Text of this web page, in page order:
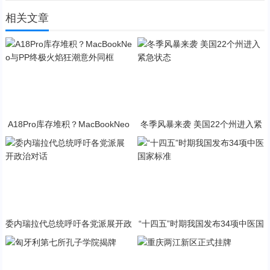
相关文章
A18Pro库存堆积？MacBookNeo
与PP终极火焰狂潮意外同框
冬季风暴来袭 美国22个州进入紧
急状态
委内瑞拉代总统呼吁各党派展开政
“十四五”时期我国发布34项中医国